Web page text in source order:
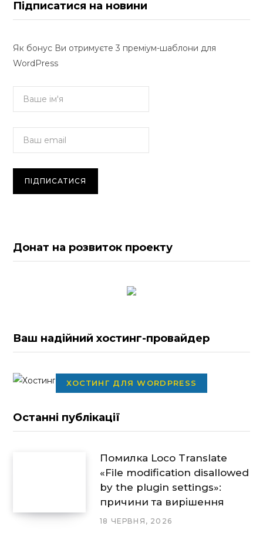
Підписатися на новини
Як бонус Ви отримуєте 3 преміум-шаблони для
WordPress
Донат на розвиток проекту
Ваш надійний хостинг-провайдер
ХОСТИНГ ДЛЯ WORDPRESS
Останні публікації
Помилка Loco Translate
«File modification disallowed
by the plugin settings»:
причини та вирішення
18 ЧЕРВНЯ, 2026